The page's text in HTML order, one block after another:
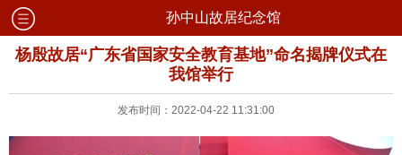
孙中山故居纪念馆
杨殷故居“广东省国家安全教育基地”命名揭牌仪式在
我馆举行
发布时间：2022-04-22 11:31:00